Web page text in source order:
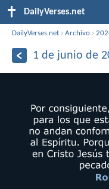
DailyVerses.net
DailyVerses.net ›Archivo ›
1 de junio de